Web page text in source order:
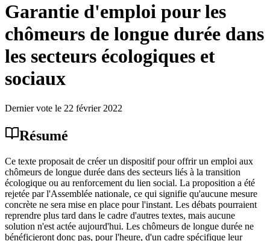
Garantie d'emploi pour les
chômeurs de longue durée dans
les secteurs écologiques et
sociaux
Dernier vote le 22 février 2022
Résumé
Ce texte proposait de créer un dispositif pour offrir un emploi aux
chômeurs de longue durée dans des secteurs liés à la transition
écologique ou au renforcement du lien social. La proposition a été
rejetée par l'Assemblée nationale, ce qui signifie qu'aucune mesure
concrète ne sera mise en place pour l'instant. Les débats pourraient
reprendre plus tard dans le cadre d'autres textes, mais aucune
solution n'est actée aujourd'hui. Les chômeurs de longue durée ne
bénéficieront donc pas, pour l'heure, d'un cadre spécifique leur